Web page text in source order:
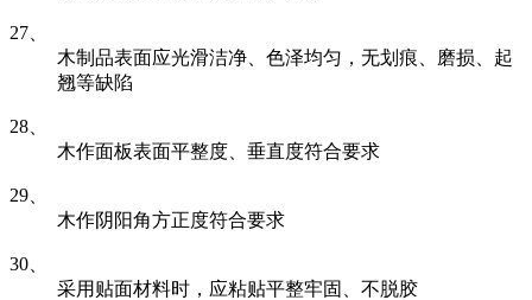
27、
木制品表面应光滑洁净、色泽均匀，无划痕、磨损、起
翘等缺陷
28、
木作面板表面平整度、垂直度符合要求
29、
木作阴阳角方正度符合要求
30、
采用贴面材料时，应粘贴平整牢固、不脱胶